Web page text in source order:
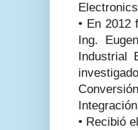
• En 2012
Ing.
Industrial
• Recibió